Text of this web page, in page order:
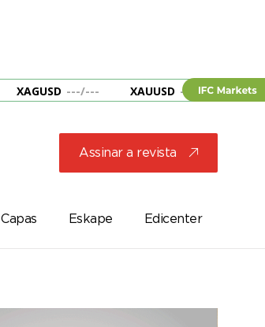
XAGUSD ---/--- XAUUSD --- ---
Assinar a revista j
Capas Eskape Edicenter